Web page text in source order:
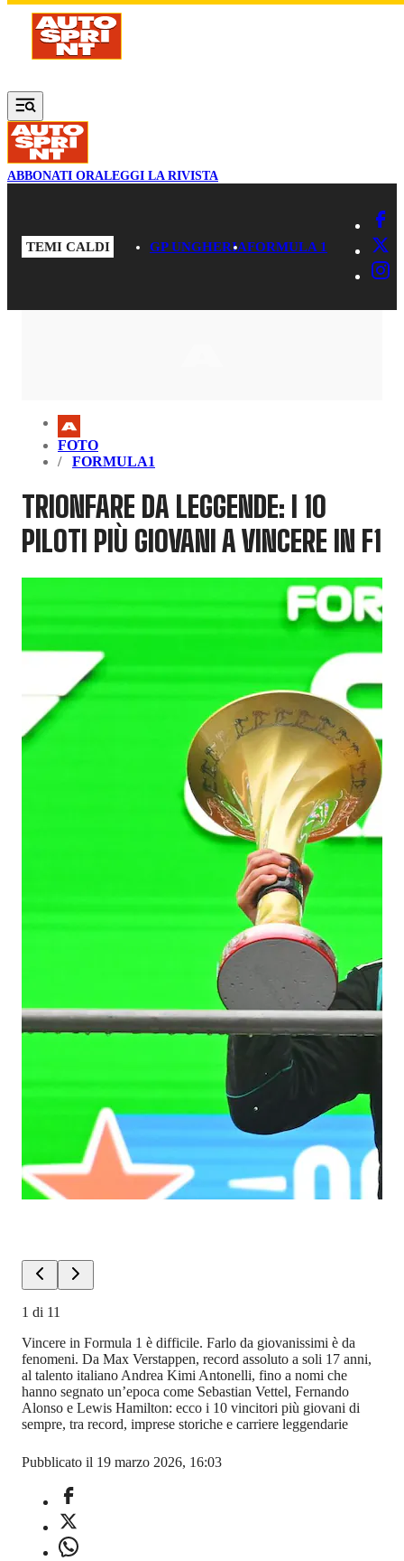
Vai al contenuto principale
ABBONATI ORALEGGI LA RIVISTA
TEMI CALDI GP UNGHERIAFORMULA 1
FOTO
FORMULA1
TRIONFARE DA LEGGENDE: I 10
PILOTI PIÙ GIOVANI A VINCERE IN F1
1 di 11
Vincere in Formula 1 è difficile. Farlo da giovanissimi è da
fenomeni. Da Max Verstappen, record assoluto a soli 17 anni,
al talento italiano Andrea Kimi Antonelli, fino a nomi che
hanno segnato un’epoca come Sebastian Vettel, Fernando
Alonso e Lewis Hamilton: ecco i 10 vincitori più giovani di
sempre, tra record, imprese storiche e carriere leggendarie
Pubblicato il 19 marzo 2026, 16:03